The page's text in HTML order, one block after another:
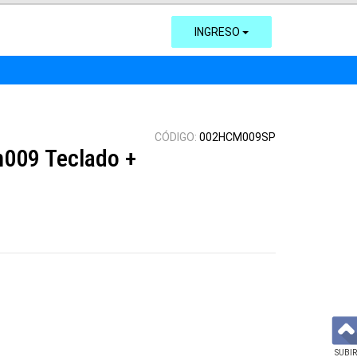
INGRESO
CÓDIGO: 002HCM009SP
Teclado +
SUBIR